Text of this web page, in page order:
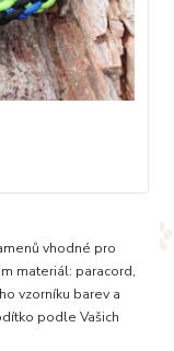
vhodné pro
materiál: paracord,
vzorníku barev a
podle Vašich